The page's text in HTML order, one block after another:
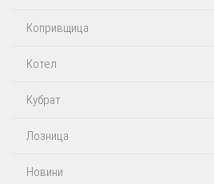
Копривщица
Котел
Кубрат
Лозница
Новини